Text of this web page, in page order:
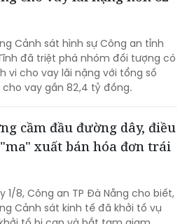
cho vay lãi nặng hơn 82
Cảnh sát hình sự Công an tỉnh
vi cho vay lãi nặng với tổng số
vay gần 82,4 tỷ đồng.
cầm đầu đường dây, điều
xuất bán hóa đơn trái